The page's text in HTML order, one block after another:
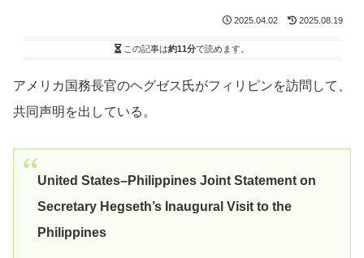
2025.04.02 2025.08.19
この記事は約11分で読めます。
アメリカ国務長官のヘグゼス氏がフィリピンを訪問して、
共同声明を出している。
United States–Philippines Joint Statement on
Secretary Hegseth’s Inaugural Visit to the
Philippines